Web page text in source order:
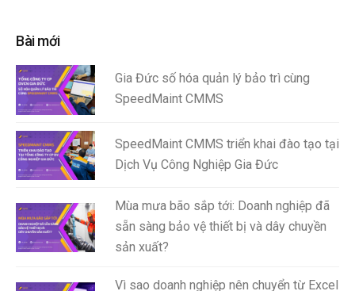
Bài mới
Gia Đức số hóa quản lý bảo trì cùng
SpeedMaint CMMS
SpeedMaint CMMS triển khai đào tạo tại
Dịch Vụ Công Nghiệp Gia Đức
Mùa mưa bão sắp tới: Doanh nghiệp đã
sẵn sàng bảo vệ thiết bị và dây chuyền
sản xuất?
Vì sao doanh nghiệp nên chuyển từ Excel